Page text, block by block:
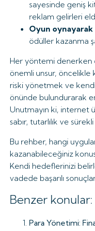
sayesinde geniş
reklam gelirleri
Oyun oynayarak
ödüller kazanma
Her yöntemi
önemli unsur, öncelikle
riski yönetmek ve kendi
önünde bulundurarak
Unutmayın ki, internet
sabır, tutarlılık ve
Bu rehber, hangi
kazanabileceğiniz
Kendi hedeflerinizi
vadede başarılı
Benzer konular:
Para Yönetimi: